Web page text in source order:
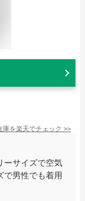
庫を楽天でチェック >>
ーサイズで空気
で男性でも着用